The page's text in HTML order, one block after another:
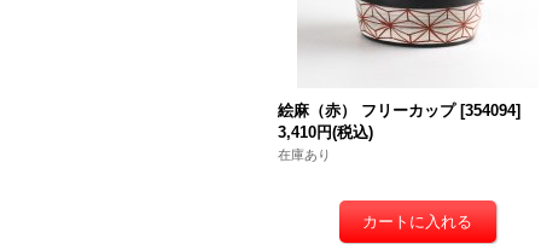
絵麻（赤） フリーカップ [354094]
3,410円(税込)
在庫あり